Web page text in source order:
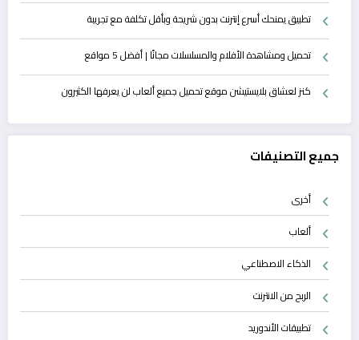
تطبيق يمنحك أسرع إنترنت بدون شريحة وبأقل تكلفة مع تجريبة
تحميل ومشاهدة الأفلام والمسلسلات مجانًا | أفضل 5 مواقع
كنز لعشاق بلايستيشن موقع تحميل جميع ألعاب لن يعرفها الكثيرون
جميع التصنيفات
أخرى
ألعاب
الذكاء الاصطناعي
الربح من الانترنت
تطبيقات الأندوريد